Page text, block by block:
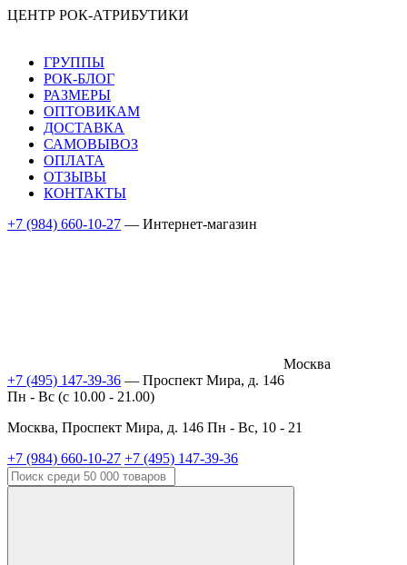
ЦЕНТР РОК-АТРИБУТИКИ
ГРУППЫ
РОК-БЛОГ
РАЗМЕРЫ
ОПТОВИКАМ
ДОСТАВКА
САМОВЫВОЗ
ОПЛАТА
ОТЗЫВЫ
КОНТАКТЫ
+7 (984) 660-10-27 — Интернет-магазин
Москва
+7 (495) 147-39-36 — Проспект Мира, д. 146
Пн - Вс (c 10.00 - 21.00)
Москва, Проспект Мира, д. 146 Пн - Вс, 10 - 21
+7 (984) 660-10-27 +7 (495) 147-39-36